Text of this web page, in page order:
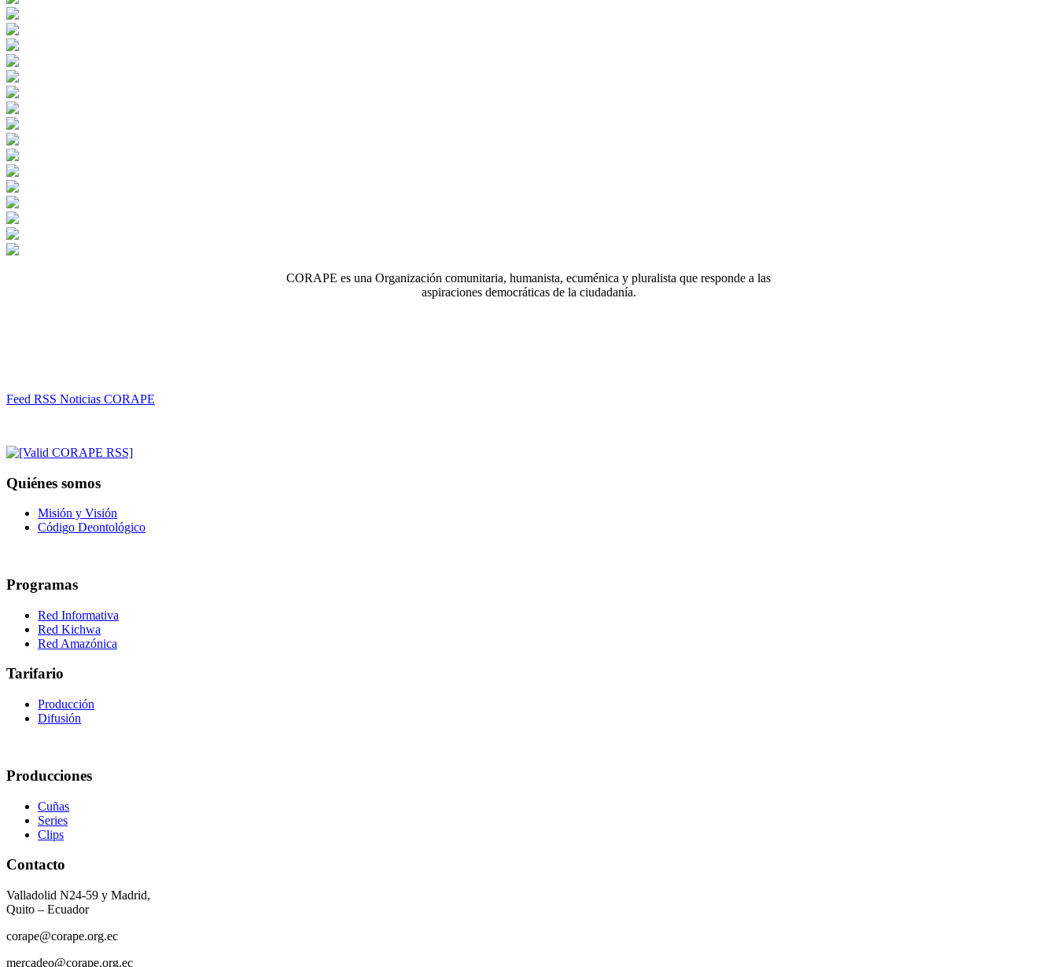
CORAPE es una Organización comunitaria, humanista, ecuménica y pluralista que responde a las
aspiraciones democráticas de la ciudadanía.
Feed RSS Noticias CORAPE
Quiénes somos
Misión y Visión
Código Deontológico
Programas
Red Informativa
Red Kichwa
Red Amazónica
Tarifario
Producción
Difusión
Producciones
Cuñas
Series
Clips
Contacto
Valladolid N24-59 y Madrid,
Quito – Ecuador
corape@corape.org.ec
mercadeo@corape.org.ec